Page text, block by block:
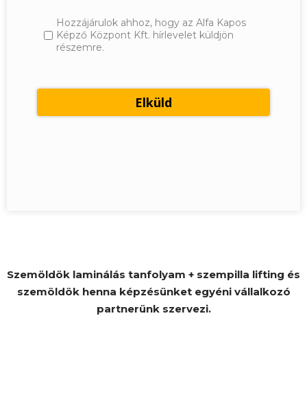
Hozzájárulok ahhoz, hogy az Alfa Kapos
Képző Központ Kft. hírlevelet küldjön
részemre.
Szemöldök laminálás tanfolyam + szempilla lifting és
szemöldök henna képzésünket egyéni vállalkozó
partnerünk szervezi.